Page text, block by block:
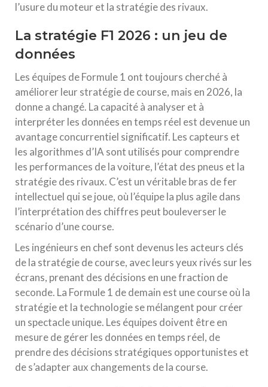
l’usure du moteur et la stratégie des rivaux.
La stratégie F1 2026 : un jeu de
données
Les équipes de Formule 1 ont toujours cherché à
améliorer leur stratégie de course, mais en 2026, la
donne a changé. La capacité à analyser et à
interpréter les données en temps réel est devenue un
avantage concurrentiel significatif. Les capteurs et
les algorithmes d’IA sont utilisés pour comprendre
les performances de la voiture, l’état des pneus et la
stratégie des rivaux. C’est un véritable bras de fer
intellectuel qui se joue, où l’équipe la plus agile dans
l’interprétation des chiffres peut bouleverser le
scénario d’une course.
Les ingénieurs en chef sont devenus les acteurs clés
de la stratégie de course, avec leurs yeux rivés sur les
écrans, prenant des décisions en une fraction de
seconde. La Formule 1 de demain est une course où la
stratégie et la technologie se mélangent pour créer
un spectacle unique. Les équipes doivent être en
mesure de gérer les données en temps réel, de
prendre des décisions stratégiques opportunistes et
de s’adapter aux changements de la course.